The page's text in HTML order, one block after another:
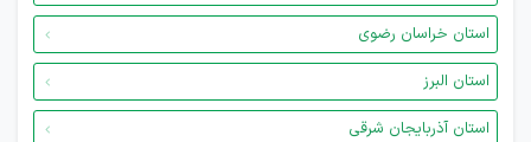
استان خراسان رضوی
استان البرز
استان آذربایجان شرقی